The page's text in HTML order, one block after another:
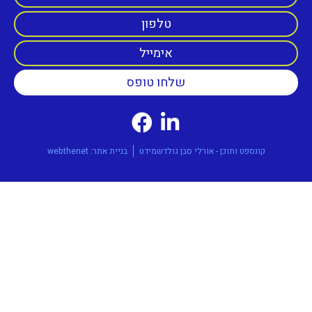
קונספט ותוכן - אורלי סבן גולדשמידט בניית אתר: webthenet